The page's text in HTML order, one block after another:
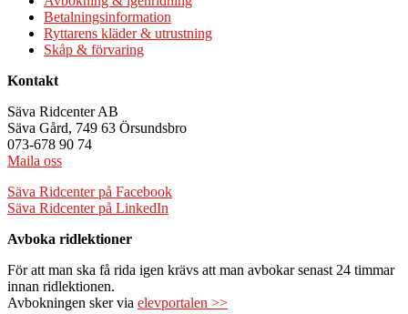
Betalningsinformation
Ryttarens kläder & utrustning
Skåp & förvaring
Kontakt
Säva Ridcenter AB
Säva Gård, 749 63 Örsundsbro
073-678 90 74
Maila oss
Säva Ridcenter på Facebook
Säva Ridcenter på LinkedIn
Avboka ridlektioner
För att man ska få rida igen krävs att man avbokar senast 24 timmar
innan ridlektionen.
Avbokningen sker via elevportalen >>